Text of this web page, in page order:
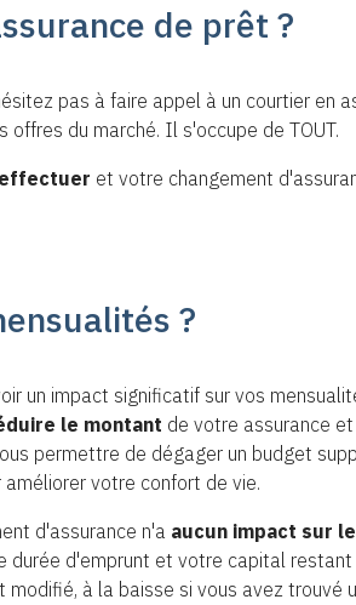
de prêt ?
pas à faire appel à un courtier en
du marché. Il s'occupe de TOUT.
effectuer et votre changement
?
un impact significatif sur vos
le montant de votre assurance
permettre de dégager un budget
votre confort de vie.
d'assurance n'a aucun impact sur
durée d'emprunt et votre capital
à la baisse si vous avez trouvé